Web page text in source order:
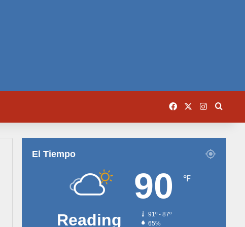
Facebook Instagram
El Tiempo
Reading
90 ℉
91º - 87º
65%